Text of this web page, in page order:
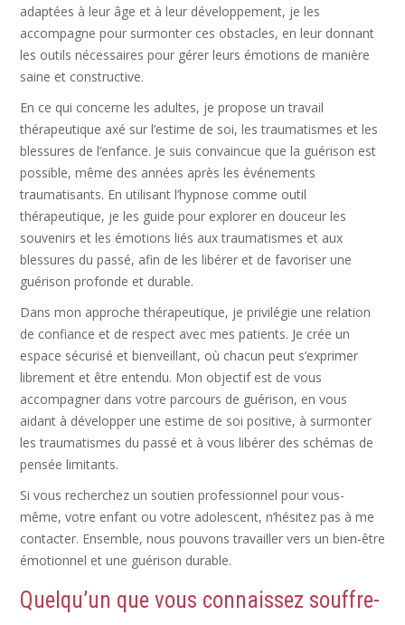
adaptées à leur âge et à leur développement, je les
accompagne pour surmonter ces obstacles, en leur donnant
les outils nécessaires pour gérer leurs émotions de manière
saine et constructive.
En ce qui concerne les adultes, je propose un travail
thérapeutique axé sur l’estime de soi, les traumatismes et les
blessures de l’enfance. Je suis convaincue que la guérison est
possible, même des années après les événements
traumatisants. En utilisant l’hypnose comme outil
thérapeutique, je les guide pour explorer en douceur les
souvenirs et les émotions liés aux traumatismes et aux
blessures du passé, afin de les libérer et de favoriser une
guérison profonde et durable.
Dans mon approche thérapeutique, je privilégie une relation
de confiance et de respect avec mes patients. Je crée un
espace sécurisé et bienveillant, où chacun peut s’exprimer
librement et être entendu. Mon objectif est de vous
accompagner dans votre parcours de guérison, en vous
aidant à développer une estime de soi positive, à surmonter
les traumatismes du passé et à vous libérer des schémas de
pensée limitants.
Si vous recherchez un soutien professionnel pour vous-
même, votre enfant ou votre adolescent, n’hésitez pas à me
contacter. Ensemble, nous pouvons travailler vers un bien-être
émotionnel et une guérison durable.
Quelqu’un que vous connaissez souffre-